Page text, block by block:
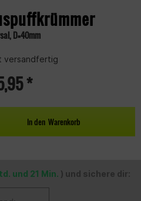
D=40mm
versandfertig
*
In den Warenkorb
und 21 Min. ) und sichere dir: